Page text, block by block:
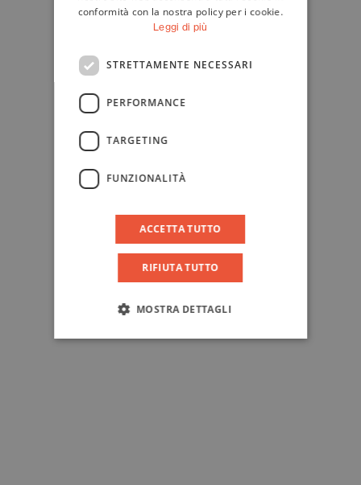
conformità con la nostra policy per i cookie.
Leggi di più
STRETTAMENTE NECESSARI
PERFORMANCE
TARGETING
FUNZIONALITÀ
ACCETTA TUTTO
RIFIUTA TUTTO
MOSTRA DETTAGLI